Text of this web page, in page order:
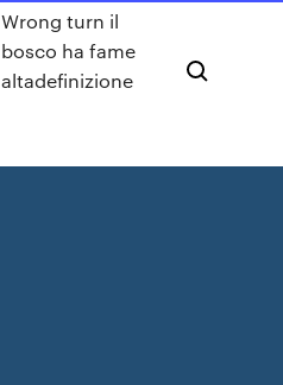
Wrong turn il
bosco ha fame
altadefinizione